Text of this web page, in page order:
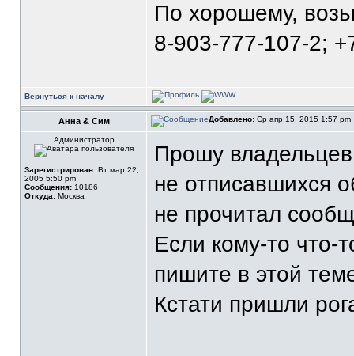
По хорошему,
8-903-777-107-2;
Вернуться к началу
Анна & Сим Добавлено: Ср апр 15, 2015 1:57 pm
Администратор
Зарегистрирован: Вт мар 22,
2005 5:50 pm
Сообщения: 10186
Откуда: Москва
Прошу владельцев
не отписавшихся
не прочитал
Если кому-то что-
пишите в этой
Кстати пришли